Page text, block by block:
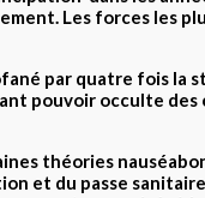
Les forces les
par quatre fois la
pouvoir occulte des
théories
et du passe sanitaire